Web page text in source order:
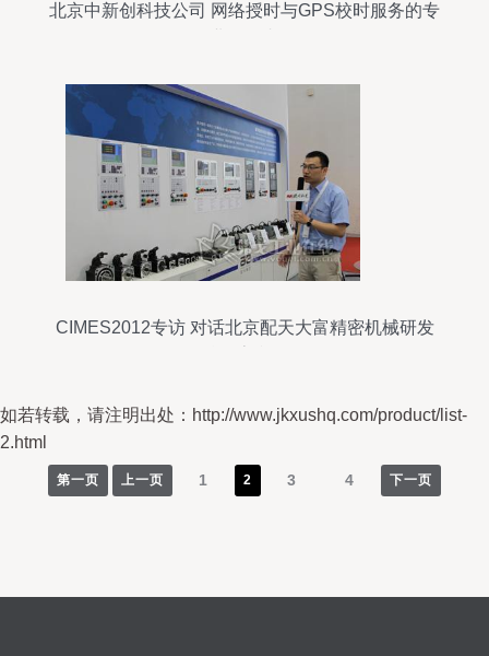
北京中新创科技公司 网络授时与GPS校时服务的专
CIMES2012专访 对话北京配天大富精密机械研发
如若转载，请注明出处：http://www.jkxushq.com/product/list-
2.html
第一页 上一页 1 2 3 4 下一页